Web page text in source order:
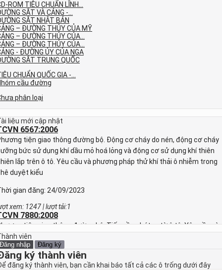
ROM TIÊU CHUẨN LĨNH...
SẮT VÀ CẢNG -...
SẮT NHẬT BẢN
– ĐƯỜNG THỦY CỦA MỸ
– ĐƯỜNG THỦY CỦA...
– ĐƯỜNG THỦY CỦA...
- ĐƯỜNG ỦY CỦA NGA
SẮT TRUNG QUỐC
CHUẨN QUỐC GIA -...
cầu đường
phân loại
liệu mới cập nhật
6567:2006
tiện giao thông đường bộ. Động cơ cháy do nén, động cơ cháy
bức sử dụng khí dầu mỏ hoá lỏng và động cơ sử dụng khí thiên
lắp trên ô tô. Yêu cầu và phương pháp thử khí thải ô nhiễm trong
duyệt kiểu
gian đăng: 24/09/2023
xem: 1247 | lượt tải:1
7880:2008
tiện giao thông đường bộ. Tiếng ồn phát ra từ ô tô. Yêu cầu và
pháp thử trong phê duyệt kiểu
gian đăng: 24/09/2023
xem: 1247 | lượt tải:1
viên
Đăng nhập Đăng ký
ký thành viên
đăng ký thành viên, bạn cần khai báo tất cả các ô trống dưới đây